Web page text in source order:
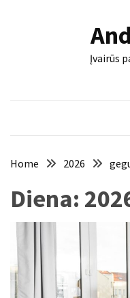
tarnaus
dešimtmečius
Mašininis
vertimas
dokumentai:
Įvairūs
Home 2026
Diena: